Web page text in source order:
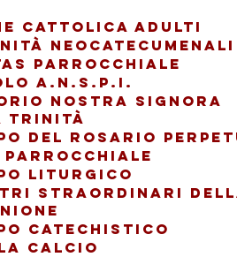
CATTOLICA ADULTI
NEOCATECUMENALI
PARROCCHIALE
A.N.S.P.I.
NOSTRA SIGNORA
Trinità
del rosario
PARROCCHIALE
LITURGICO
STRAORDINARI
CATECHISTICO
CALCIO